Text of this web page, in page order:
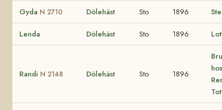
Gyda N 2710 Dölehäst Sto 1896
Lenda Dölehäst Sto 1896
Randi N 2148 Dölehäst Sto 1896